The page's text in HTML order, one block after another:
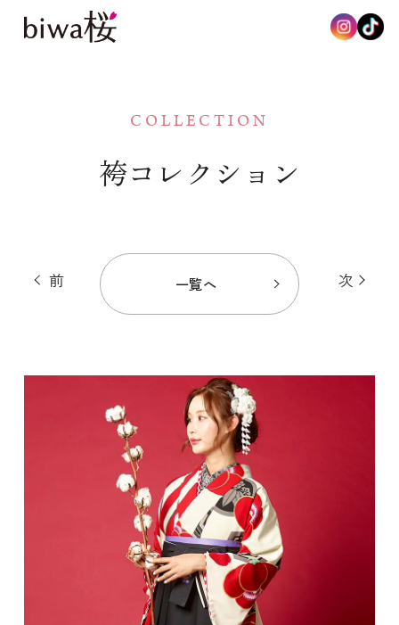
biwa桜のこだわり
振袖コレクション
振袖レンタルプラン
振袖お買い上げプラン
特設会場のご案内
お客様の声一覧
スタッフ募集
私たちについて
COLLECTION
袴コレクション
前 一覧へ 次